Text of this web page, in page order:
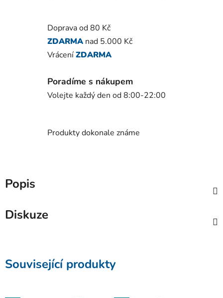
Doprava od 80 Kč
ZDARMA nad 5.000 Kč
VráceníZDARMA
Poradíme s nákupem
Volejte každý den od 8:00-22:00
Produkty dokonale známe
Popis
Diskuze
Související produkty